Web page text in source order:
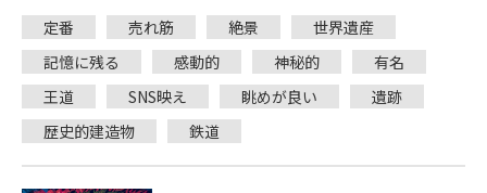
定番
売れ筋 絶景
世界遺産
記憶に残る
感動的 神秘的
有名
王道
SNS映え 眺めが良い
遺跡
歴史的建造物
鉄道